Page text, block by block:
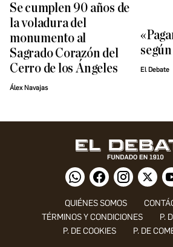
Se cumplen 90 años de
la voladura del
monumento al
Sagrado Corazón del
Cerro de los Ángeles
Álex Navajas
El Debate
QUIÉNES SOMOS
TÉRMINOS Y CONDICIONES
P.
P. DE COOKIES
P. DE